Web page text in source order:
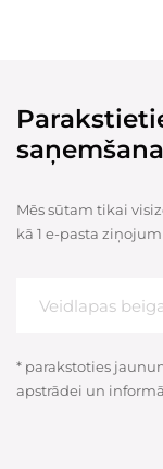
Mēs sūtam tikai
kā 1 e-pasta
* parakstoties
apstrādei un